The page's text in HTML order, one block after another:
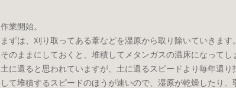
作業開始。
まずは、刈り取ってある葦などを湿原から取り除いていきます。
そのままにしておくと、堆積してメタンガスの温床になってし
土に還ると思われていますが、土に還るスピードより毎年還り
して堆積するスピードのほうが速いので、湿原が乾燥したり、